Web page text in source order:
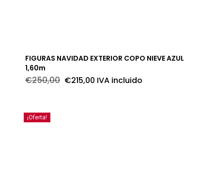
FIGURAS NAVIDAD EXTERIOR COPO NIEVE AZUL
1,60m
€250,00 El
precio
€215,00ElIVA incluido
¡Oferta!